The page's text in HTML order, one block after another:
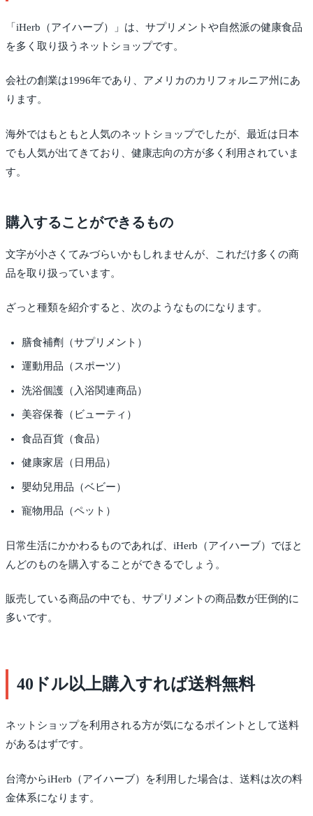
「iHerb（アイハーブ）」は、サプリメントや自然派の健康食品
を多く取り扱うネットショップです。
会社の創業は1996年であり、アメリカのカリフォルニア州にあ
ります。
海外ではもともと人気のネットショップでしたが、最近は日本
でも人気が出てきており、健康志向の方が多く利用されていま
す。
購入することができるもの
文字が小さくてみづらいかもしれませんが、これだけ多くの商
品を取り扱っています。
ざっと種類を紹介すると、次のようなものになります。
膳食補劑（サプリメント）
運動用品（スポーツ）
洗浴個護（入浴関連商品）
美容保養（ビューティ）
食品百貨（食品）
健康家居（日用品）
嬰幼兒用品（ベビー）
寵物用品（ペット）
日常生活にかかわるものであれば、iHerb（アイハーブ）でほと
んどのものを購入することができるでしょう。
販売している商品の中でも、サプリメントの商品数が圧倒的に
多いです。
40ドル以上購入すれば送料無料
ネットショップを利用される方が気になるポイントとして送料
があるはずです。
台湾からiHerb（アイハーブ）を利用した場合は、送料は次の料
金体系になります。